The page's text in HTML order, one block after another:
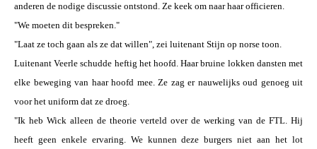
anderen de nodige discussie ontstond. Ze keek om naar haar officieren.
"We moeten dit bespreken."
"Laat ze toch gaan als ze dat willen", zei luitenant Stijn op norse toon.
Luitenant Veerle schudde heftig het hoofd. Haar bruine lokken dansten met
elke beweging van haar hoofd mee. Ze zag er nauwelijks oud genoeg uit
voor het uniform dat ze droeg.
"Ik heb Wick alleen de theorie verteld over de werking van de FTL. Hij
heeft geen enkele ervaring. We kunnen deze burgers niet aan het lot